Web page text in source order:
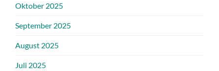
Oktober 2025
September 2025
August 2025
Juli 2025